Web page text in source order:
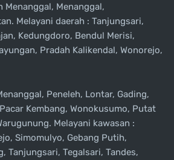
Menanggal, Menanggal,
Melayani daerah : Tanjungsari,
Kedungdoro, Bendul Merisi,
Pradah Kalikendal, Wonorejo,
Peneleh, Lontar, Gading,
Kembang, Wonokusumo, Putat
Melayani kawasan :
Simomulyo, Gebang Putih,
Tanjungsari, Tegalsari, Tandes,